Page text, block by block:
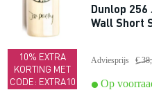
10% EXTRA
KORTING MET
CODE: EXTRA10
Dunlop
Wall Short
Adviesprijs €
Op